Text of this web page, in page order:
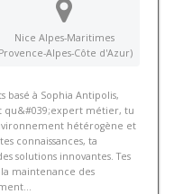
Nice Alpes-Maritimes
Alpes-Côte d'Azur)
basé à Sophia Antipolis,
qu&#039;expert métier, tu
hétérogène et
connaissances, ta
solutions innovantes. Tes
maintenance des